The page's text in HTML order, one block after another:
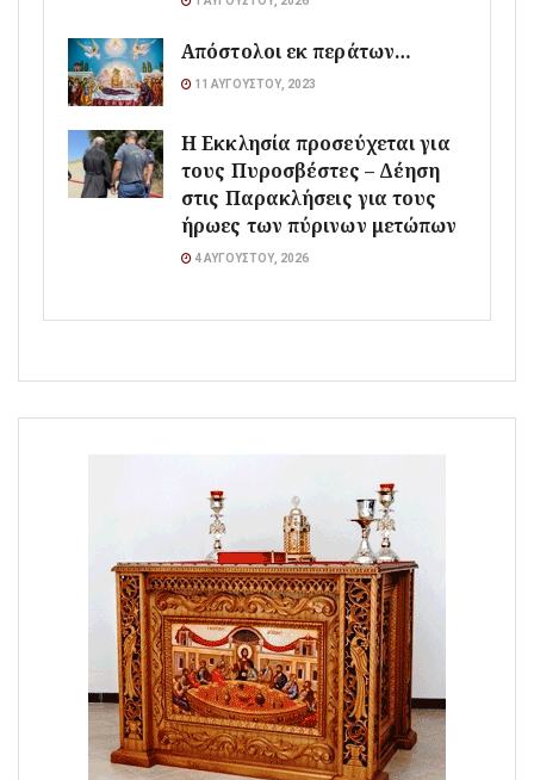
Απόστολοι εκ περάτων…
11 ΑΥΓΟΎΣΤΟΥ, 2023
Η Εκκλησία προσεύχεται για
τους Πυροσβέστες – Δέηση
στις Παρακλήσεις για τους
ήρωες των πύρινων μετώπων
4 ΑΥΓΟΎΣΤΟΥ, 2026